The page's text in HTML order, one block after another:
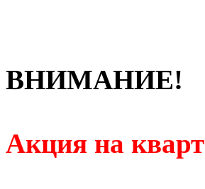
ВНИМАНИЕ!
Акция на